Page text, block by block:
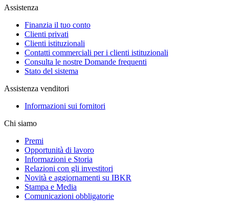
Assistenza
Finanzia il tuo conto
Clienti privati
Clienti istituzionali
Contatti commerciali per i clienti istituzionali
Consulta le nostre Domande frequenti
Stato del sistema
Assistenza venditori
Informazioni sui fornitori
Chi siamo
Premi
Opportunità di lavoro
Informazioni e Storia
Relazioni con gli investitori
Novità e aggiornamenti su IBKR
Stampa e Media
Comunicazioni obbligatorie